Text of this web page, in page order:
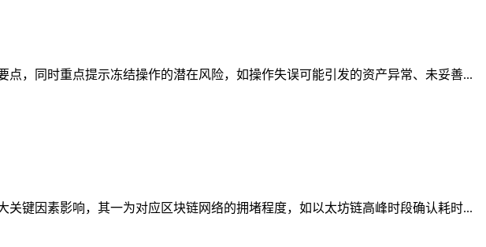
，同时重点提示冻结操作的潜在风险，如操作失误可能引发的资产异常、未妥善...
键因素影响，其一为对应区块链网络的拥堵程度，如以太坊链高峰时段确认耗时...